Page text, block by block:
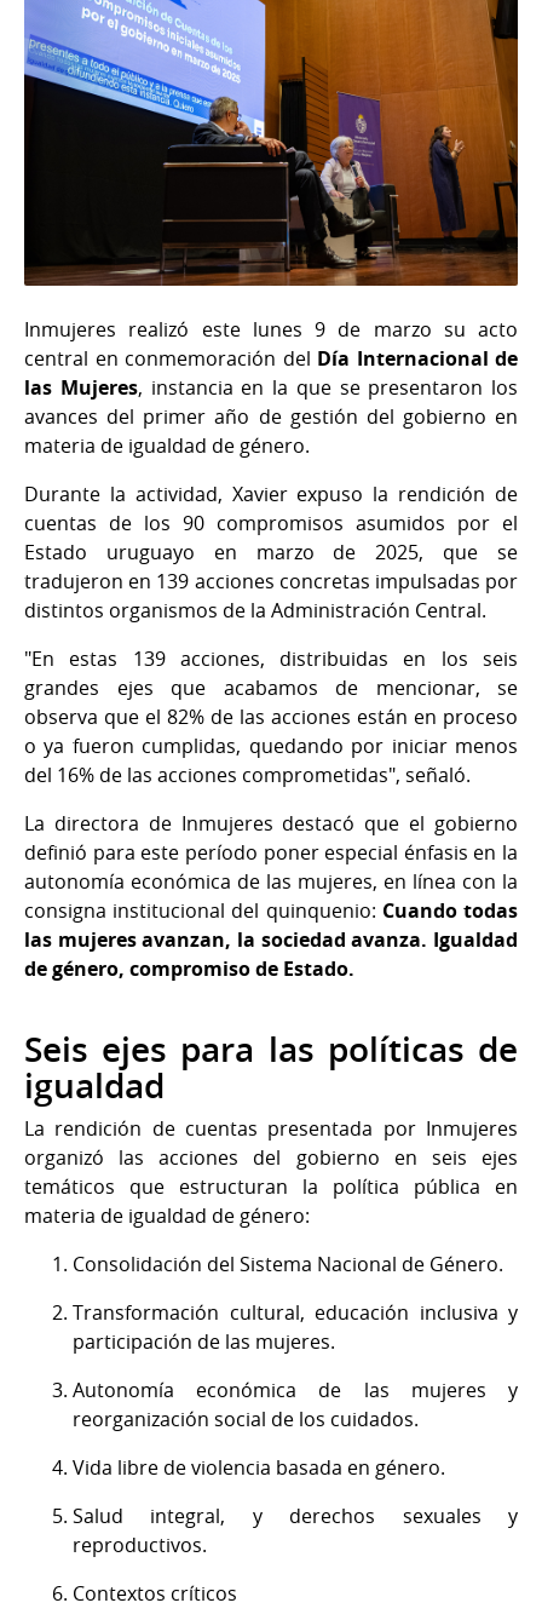
Inmujeres realizó este lunes 9 de marzo su acto
central en conmemoración del Día Internacional de
las Mujeres, instancia en la que se presentaron los
avances del primer año de gestión del gobierno en
materia de igualdad de género.
Durante la actividad, Xavier expuso la rendición de
cuentas de los 90 compromisos asumidos por el
Estado uruguayo en marzo de 2025, que se
tradujeron en 139 acciones concretas impulsadas por
distintos organismos de la Administración Central.
"En estas 139 acciones, distribuidas en los seis
grandes ejes que acabamos de mencionar, se
observa que el 82% de las acciones están en proceso
o ya fueron cumplidas, quedando por iniciar menos
del 16% de las acciones comprometidas", señaló.
La directora de Inmujeres destacó que el gobierno
definió para este período poner especial énfasis en la
autonomía económica de las mujeres, en línea con la
consigna institucional del quinquenio: Cuando todas
las mujeres avanzan, la sociedad avanza. Igualdad
de género, compromiso de Estado.
Seis ejes para las políticas de
igualdad
La rendición de cuentas presentada por Inmujeres
organizó las acciones del gobierno en seis ejes
temáticos que estructuran la política pública en
materia de igualdad de género:
Consolidación del Sistema Nacional de Género.
Transformación cultural, educación inclusiva y
participación de las mujeres.
Autonomía económica de las mujeres y
reorganización social de los cuidados.
Vida libre de violencia basada en género.
Salud integral, y derechos sexuales y
reproductivos.
Contextos críticos